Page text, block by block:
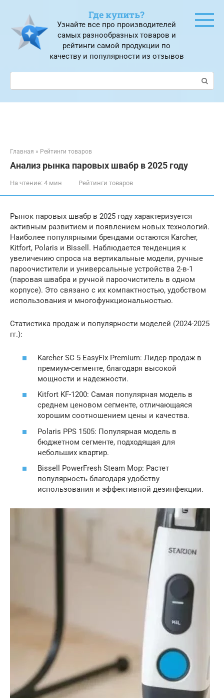
контенту
Где купить?
Узнайте все про производителей
самых разнообразных товаров и
рейтинги самой продукции по
качеству и популярности из отзывов
Поиск:
Главная » Рейтинги товаров
Анализ рынка паровых швабр в 2025 году
На чтение: 4 мин Рейтинги товаров
Рынок паровых швабр в 2025 году характеризуется
активным развитием и появлением новых технологий.
Наиболее популярными брендами остаются Karcher,
Kitfort, Polaris и Bissell. Наблюдается тенденция к
увеличению спроса на вертикальные модели, ручные
пароочистители и универсальные устройства 2-в-1
(паровая швабра и ручной пароочиститель в одном
корпусе). Это связано с их компактностью, удобством
использования и многофункциональностью.
Статистика продаж и популярности моделей (2024-2025
гг.):
Karcher SC 5 EasyFix Premium: Лидер продаж в
премиум-сегменте, благодаря высокой
мощности и надежности.
Kitfort KF-1200: Самая популярная модель в
среднем ценовом сегменте, отличающаяся
хорошим соотношением цены и качества.
Polaris PPS 1505: Популярная модель в
бюджетном сегменте, подходящая для
небольших квартир.
Bissell PowerFresh Steam Mop: Растет
популярность благодаря удобству
использования и эффективной дезинфекции.